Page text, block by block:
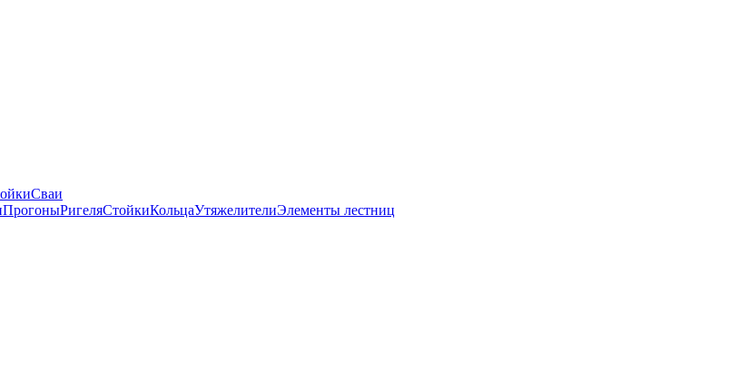
Сваи
ПрогоныРигеляСтойкиКольцаУтяжелителиЭлементы лестниц